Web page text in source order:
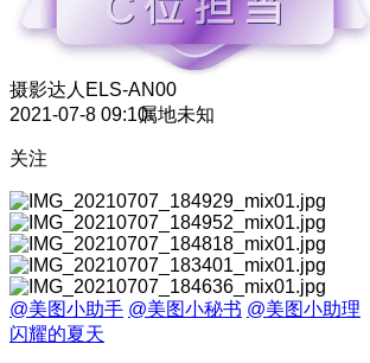
摄影达人 ELS-AN00
2021-07-8 09:10属地未知
关注
@美图小助手 @美图小秘书 @美图小助理
闪耀的夏天